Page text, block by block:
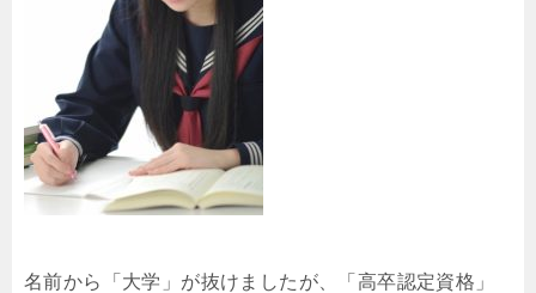
名前から「大学」が抜けましたが、「高卒認定資格」